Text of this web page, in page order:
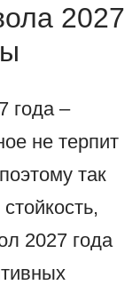
2027
года –
не терпит
так
2027 года